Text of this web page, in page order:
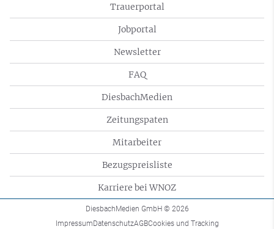
Trauerportal
Jobportal
Newsletter
FAQ
DiesbachMedien
Zeitungspaten
Mitarbeiter
Bezugspreisliste
Karriere bei WNOZ
DiesbachMedien GmbH © 2026
ImpressumDatenschutzAGBCookies und Tracking